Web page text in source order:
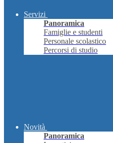
Servizi
Panoramica
Famiglie e studenti
Personale scolastico
Percorsi di studio
Novità
Panoramica